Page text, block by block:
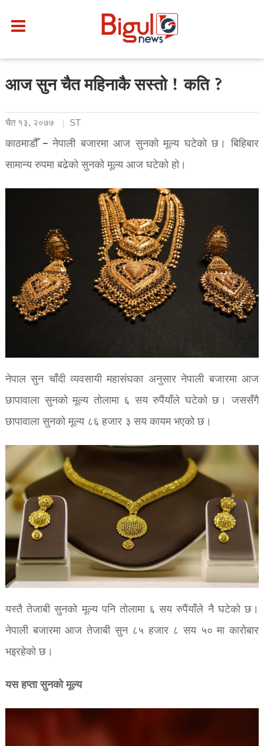
आज सुन चैत महिनाकै सस्तो ! कति ?
चैत १३, २०७७ ST
काठमाडौँ – नेपाली बजारमा आज सुनको मूल्य घटेको छ। बिहिबार
सामान्य रुपमा बढेको सुनको मूल्य आज घटेको हो।
नेपाल सुन चाँदी व्यवसायी महासंघका अनुसार नेपाली बजारमा आज
छापावाला सुनको मूल्य तोलामा ६ सय रुपैंयाँले घटेको छ। जससँगै
छापावाला सुनको मूल्य ८६ हजार ३ सय कायम भएको छ।
यस्तै तेजाबी सुनको मूल्य पनि तोलामा ६ सय रुपैंयाँले नै घटेको छ।
नेपाली बजारमा आज तेजाबी सुन ८५ हजार ८ सय ५० मा कारोबार
भइरहेको छ।
यस हप्ता सुनको मूल्य